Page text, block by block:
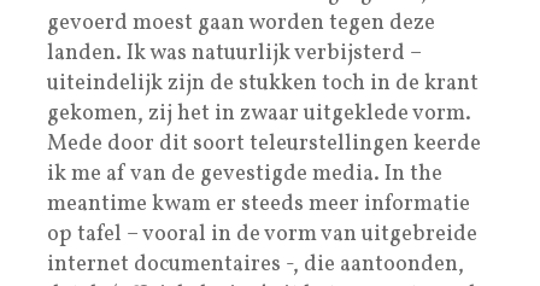
gevoerd moest gaan worden tegen deze
landen. Ik was natuurlijk verbijsterd –
uiteindelijk zijn de stukken toch in de krant
gekomen, zij het in zwaar uitgeklede vorm.
Mede door dit soort teleurstellingen keerde
ik me af van de gevestigde media. In the
meantime kwam er steeds meer informatie
op tafel – vooral in de vorm van uitgebreide
internet documentaires -, die aantoonden,